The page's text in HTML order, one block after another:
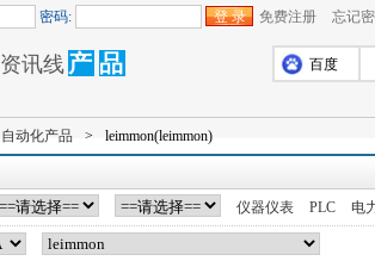
密码: 免费注册 忘记
资讯线 产 品 百度
自动化产品 > leimmon(leimmon)
仪器仪表 PLC 电